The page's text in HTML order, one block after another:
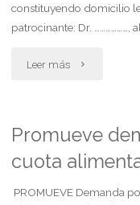
alimentaria"
constituyendo domicilio
patrocinante: Dr. ………………,
Leer más "Promueve
calificar
como
Promueve
cuota
PROMUEVE Demanda